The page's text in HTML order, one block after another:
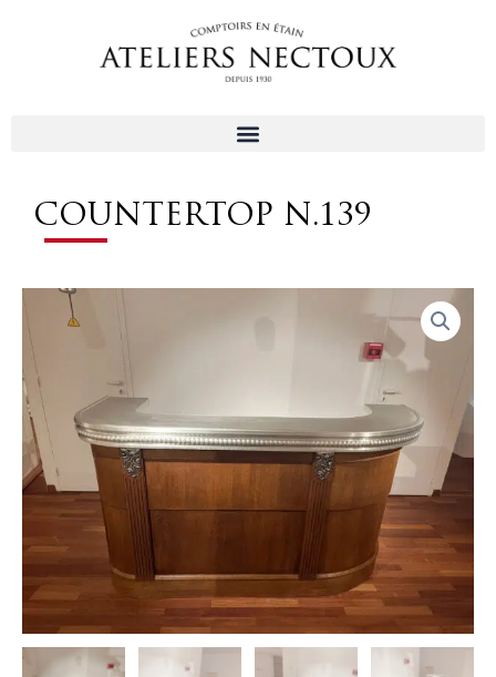
COUNTERTOP N.139